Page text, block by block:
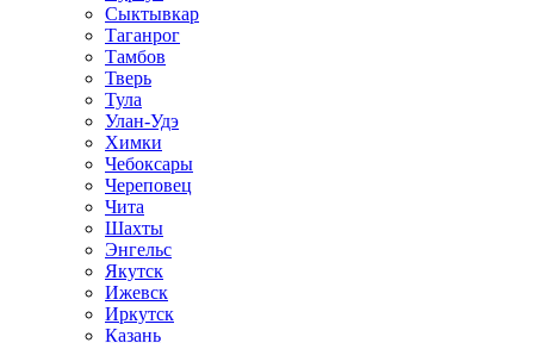
Сыктывкар
Таганрог
Тамбов
Тверь
Тула
Улан-Удэ
Химки
Чебоксары
Череповец
Чита
Шахты
Энгельс
Якутск
Ижевск
Иркутск
Казань